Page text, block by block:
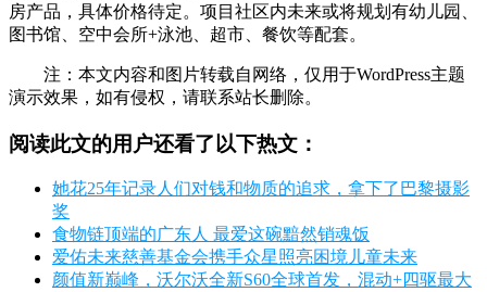
房产品，具体价格待定。项目社区内未来或将规划有幼儿园、
图书馆、空中会所+泳池、超市、餐饮等配套。
注：本文内容和图片转载自网络，仅用于WordPress主题
演示效果，如有侵权，请联系站长删除。
阅读此文的用户还看了以下热文：
她花25年记录人们对钱和物质的追求，拿下了巴黎摄影
奖
食物链顶端的广东人 最爱这碗黯然销魂饭
爱佑未来慈善基金会携手众星照亮困境儿童未来
颜值新巅峰，沃尔沃全新S60全球首发，混动+四驱最大